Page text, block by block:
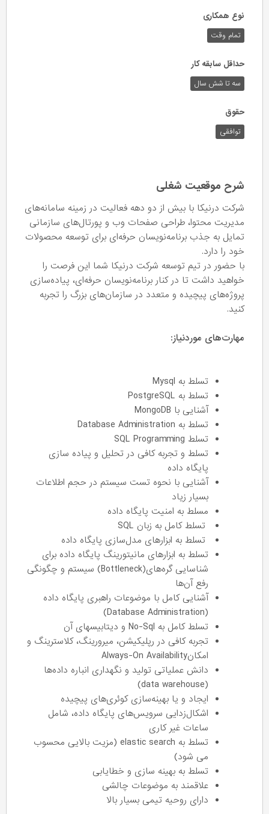
نوع همکاری
تمام وقت
حداقل سابقه کار
سه تا شش سال
حقوق
توافقی
شرح موقعیت شغلی
شرکت درنیکا با بیش از دو دهه فعالیت در زمینه سامانه‌های
مدیریت محتوا، طراحی صفحات وب و پورتال‌های سازمانی
تمایل به جذب برنامه‌نویسان حرفه‌ای برای توسعه محصولات
خود را دارد.
با حضور در تیم توسعه شرکت درنیکا شما این فرصت را
خواهید داشت تا در کنار برنامه‌نویسان حرفه‌ای، پیاده‌سازی
پروژه‌های پیچیده و متعدد در سازمان‌های بزرگ را تجربه
کنید.
مهارت‌های موردنیاز:
تسلط به Mysql
تسلط به PostgreSQL
آشنایی با MongoDB
تسلط به Database Administration
تسلط SQL Programming
تسلط و تجربه کافی در تحلیل و پیاده سازی
پایگاه داده
آشنایی با نحوه تست سیستم در حجم اطلاعات
بسیار زیاد
مسلط به امنیت پایگاه داده
تسلط کامل به زبان SQL
تسلط به ابزارهای مدل‌سازی پایگاه داده
تسلط به ابزارهای مانیتورینگ پایگاه داده برای
شناسایی گره‌های(Bottleneck) سیستم و چگونگی
رفع آن‌ها
آشنایی کامل با موضوعات راهبری پایگاه داده
(Database Administration)
تسلط کامل به No-Sql و دیتابیسهای آن
تجربه کافی در رپلیکیشن، میرورینگ، کلاسترینگ و
امکانAlways-On Availability
دانش عملیاتی تولید و نگهداری انباره داده‌ها
(data warehouse)
ایجاد و یا بهینه‌سازی کوئری‌های پیچیده
اشکال‌زدایی سرویس‌های پایگاه داده، شامل
ساعات غیر کاری
تسلط به elastic search (مزیت بالایی محسوب
می شود)
تسلط به بهینه سازی و خطایابی
علاقمند به موضوعات چالشی
دارای روحیه تیمی بسیار بالا